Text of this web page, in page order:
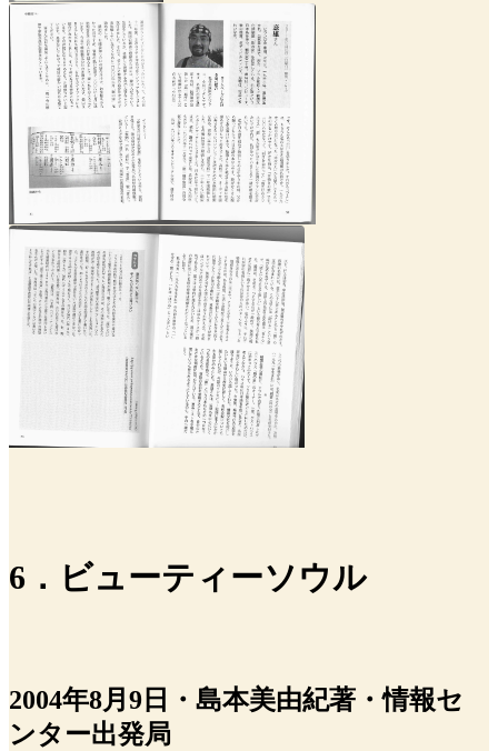
6．ビューティーソウル
2004年8月9日・島本美由紀著・情報セ
ンター出発局